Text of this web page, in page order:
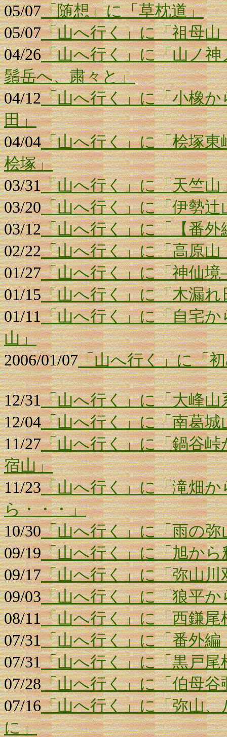
05/07「随想」に「草枕道」
05/07「山へ行く」に「祖母山
04/26「山へ行く」に「山ノ
鬚岳へ、粛々と」
04/12「山へ行く」に「小橡
田」
04/04「山へ行く」に「桧塚
桧塚」
03/31「山へ行く」に「天竺山
03/20「山へ行く」に「伊勢
03/12「山へ行く」に「【番
02/22「山へ行く」に「高原山
01/27「山へ行く」に「神仙
01/15「山へ行く」に「木漏
01/11「山へ行く」に「自宅
山」
2006/01/07「山へ行く」に「
12/31「山へ行く」に「大峰
12/04「山へ行く」に「南葛
11/27「山へ行く」に「鍋谷
宿山」
11/23「山へ行く」に「滝畑
ら・・・」
10/30「山へ行く」に「雨の
09/19「山へ行く」に「旭か
09/17「山へ行く」に「弥山
09/03「山へ行く」に「狼平
08/11「山へ行く」に「西鎌
07/31「山へ行く」に「番外
07/31「山へ行く」に「黒戸
07/28「山へ行く」に「伯母谷
07/16「山へ行く」に「弥山
に」